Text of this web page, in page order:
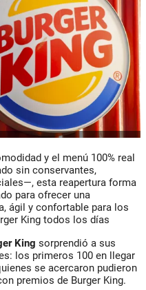
y el menú 100% real
sin conservantes,
esta reapertura forma
para ofrecer una
ágil y confortable para los
King todos los días
King sorprendió a sus
los primeros 100 en llegar
se acercaron pudieron
premios de Burger King.